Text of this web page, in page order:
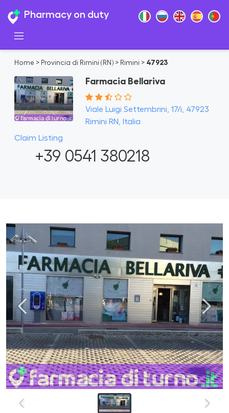
Pharmacy on duty
Home > Provincia di Rimini (RN) > Rimini > 47923
Farmacia Bellariva
Viale Luigi Settembrini, 17/i, 47923
Rimini RN, Italia
Claim Listing
+39 0541 380218